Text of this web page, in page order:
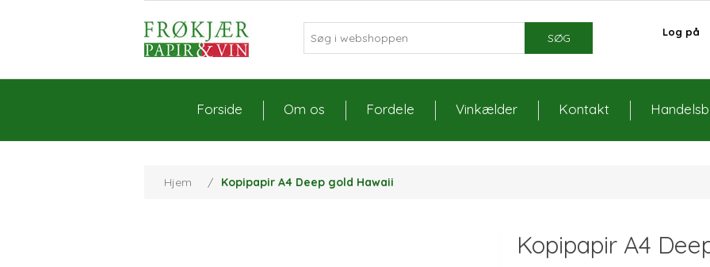
SØG Log på
Forside Om os Fordele Vinkælder Kontakt
Hjem / Kopipapir A4 Deep gold Hawaii
Kopipapir A4